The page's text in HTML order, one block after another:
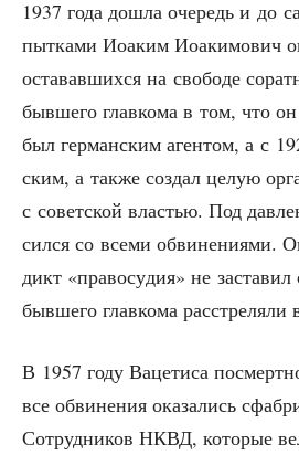
1937 года дошла оче­редь и до
пыт­ка­ми Иоаким Иоаки­мо­вич
оста­вав­ших­ся на сво­бо­де
быв­ше­го глав­ко­ма в том, что
был гер­ман­ским аген­том, а с
ским, а так­же создал целую
с совет­ской вла­стью. Под
сил­ся со все­ми обви­не­ни­я­ми.
дикт «пра­во­су­дия» не заста­вил
быв­ше­го глав­ко­ма рас­стре­ля­ли
В 1957 году Ваце­ти­са
все обви­не­ния ока­за­лись
Сотруд­ни­ков НКВД, кото­рые